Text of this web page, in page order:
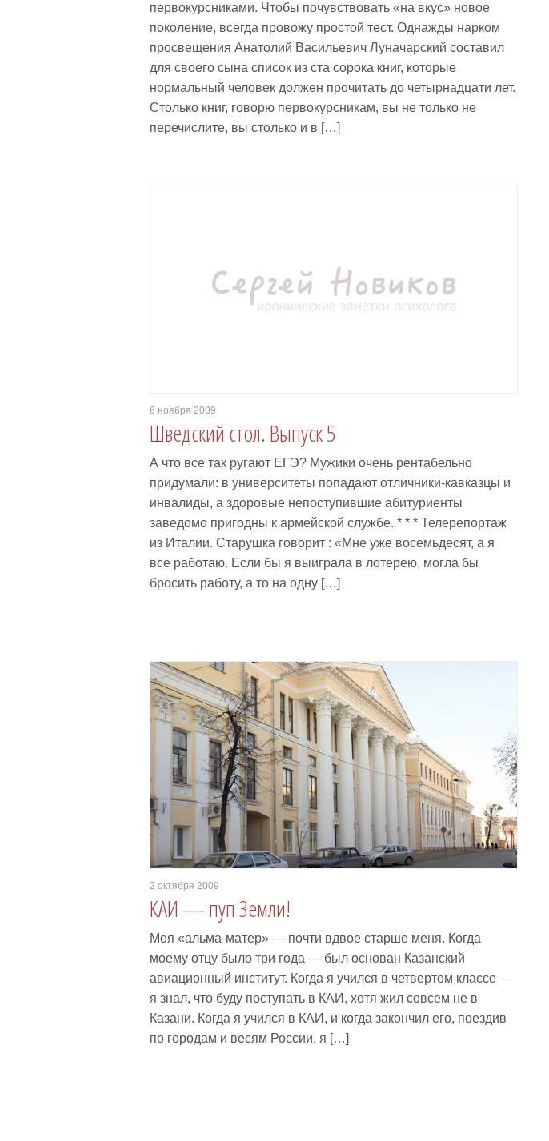
первокурсниками. Чтобы почувствовать «на вкус» новое
поколение, всегда провожу простой тест. Однажды нарком
просвещения Анатолий Васильевич Луначарский составил
для своего сына список из ста сорока книг, которые
нормальный человек должен прочитать до четырнадцати лет.
Столько книг, говорю первокурсникам, вы не только не
перечислите, вы столько и в […]
6 ноября 2009
Шведский стол. Выпуск 5
А что все так ругают ЕГЭ? Мужики очень рентабельно
придумали: в университеты попадают отличники-кавказцы и
инвалиды, а здоровые непоступившие абитуриенты
заведомо пригодны к армейской службе. * * * Телерепортаж
из Италии. Старушка говорит : «Мне уже восемьдесят, а я
все работаю. Если бы я выиграла в лотерею, могла бы
бросить работу, а то на одну […]
2 октября 2009
КАИ — пуп Земли!
Моя «альма-матер» — почти вдвое старше меня. Когда
моему отцу было три года — был основан Казанский
авиационный институт. Когда я учился в четвертом классе —
я знал, что буду поступать в КАИ, хотя жил совсем не в
Казани. Когда я учился в КАИ, и когда закончил его, поездив
по городам и весям России, я […]